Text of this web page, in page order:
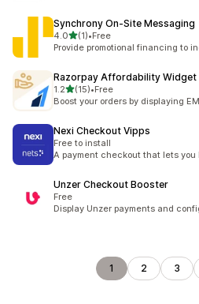
Synchrony On‑Site Messaging
4.05つ星中
(1)
合計レビュー数：1件
•Free
Provide promotional financing to
Razorpay Affordability Widget
1.25つ星中
(15)
合計レビュー数：15件
•Free
Boost your orders by displaying
Nexi Checkout Vipps
Free to install
A payment checkout that lets you
Unzer Checkout Booster
Free
Display Unzer payments and
1 2 3